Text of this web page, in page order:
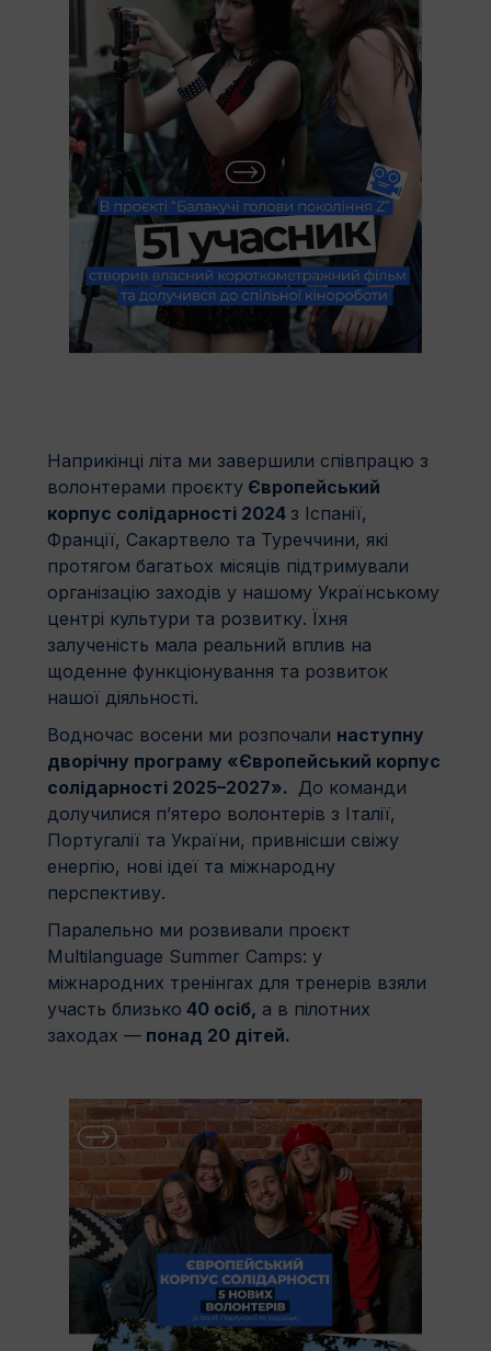
Наприкінці літа ми завершили співпрацю з
волонтерами проєкту Європейський
корпус солідарності 2024 з Іспанії,
Франції, Сакартвело та Туреччини, які
протягом багатьох місяців підтримували
організацію заходів у нашому Українському
центрі культури та розвитку. Їхня
залученість мала реальний вплив на
щоденне функціонування та розвиток
нашої діяльності.
Водночас восени ми розпочали наступну
дворічну програму «Європейський корпус
солідарності 2025–2027». До команди
долучилися п’ятеро волонтерів з Італії,
Португалії та України, привнісши свіжу
енергію, нові ідеї та міжнародну
перспективу.
Паралельно ми розвивали проєкт
Multilanguage Summer Camps: у
міжнародних тренінгах для тренерів взяли
участь близько 40 осіб, а в пілотних
заходах — понад 20 дітей.